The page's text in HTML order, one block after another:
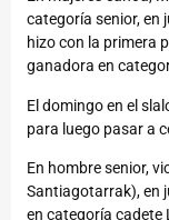
categoría senior, en
hizo con la primera
ganadora en
El domingo en el
para luego pasar a
En hombre senior,
Santiagotarrak), en
en categoría cadete